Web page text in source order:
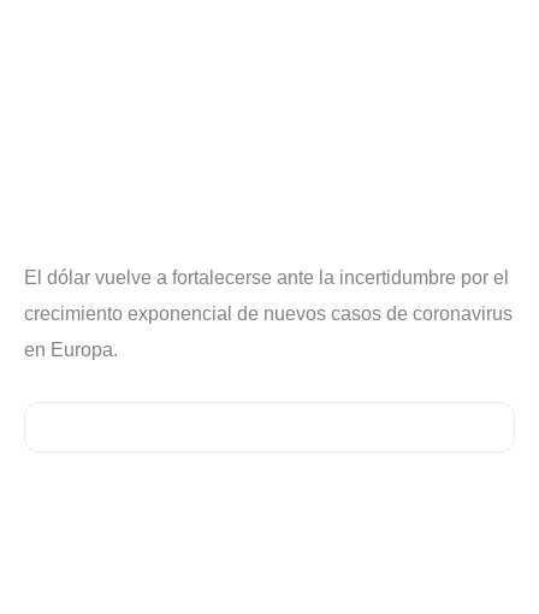
El dólar vuelve a fortalecerse ante la incertidumbre por el
crecimiento exponencial de nuevos casos de coronavirus
en Europa.